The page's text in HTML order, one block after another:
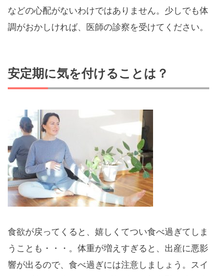
などの心配がないわけではありません。少しでも体
調がおかしければ、医師の診察を受けてください。
安定期に気を付けることは？
食欲が戻ってくると、嬉しくてつい食べ過ぎてしま
うことも・・・。体重が増えすぎると、出産に悪影
響が出るので、食べ過ぎには注意しましょう。スイ